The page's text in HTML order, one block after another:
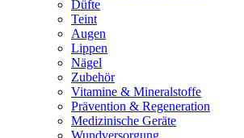
Düfte
Teint
Augen
Lippen
Nägel
Zubehör
Vitamine & Mineralstoffe
Prävention & Regeneration
Medizinische Geräte
Wundversorgung